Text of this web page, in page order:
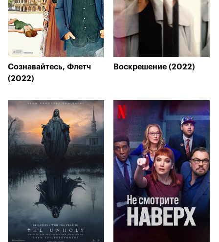
Сознавайтесь, Флетч
(2022)
Воскрешение (2022)